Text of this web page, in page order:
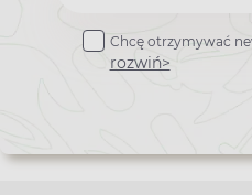
do
newslettera
Chcę otrzymywać
rozwiń>